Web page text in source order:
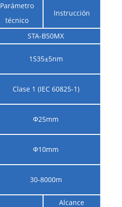
Parámetro
técnico
Instrucción
STA-B50MX
1535±5nm
Clase 1 (IEC 60825-1)
Φ25mm
Φ10mm
30-8000m
Alcance